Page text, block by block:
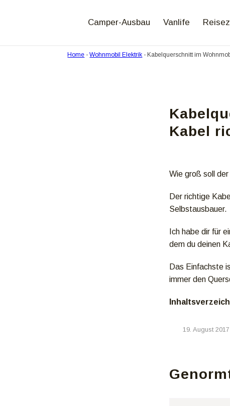
Camper-Ausbau Vanlife
Home -Wohnmobil Elektrik - Kabelquerschnitt im
Kabel
Wie groß soll
Der richtige
Selbstausbauer.
Ich habe dir für
dem du deinen
Das Einfachste
immer den
19. August 2017